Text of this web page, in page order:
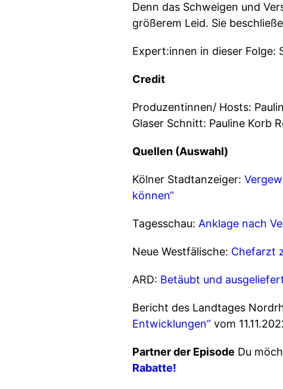
Denn das Schweigen und
größerem Leid. Sie
Expert:innen in dieser Folge:
Credit
Produzentinnen/ Hosts:
Glaser Schnitt: Pauline Korb
Quellen (Auswahl)
Kölner Stadtanzeiger:
können“
Tagesschau: Anklage nach
Neue Westfälische: Chefarzt
ARD: Betäubt und
Bericht des Landtages
Entwicklungen” vom
Partner der Episode Du
Rabatte!